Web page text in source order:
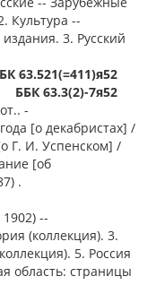
Культура --
3. Русский
63.521(=411)я52
ББК 63.3(2)-7я52
-
[о декабристах] /
Г. И. Успенском] /
[об
.
--
(коллекция). 3.
5. Россия
область: страницы